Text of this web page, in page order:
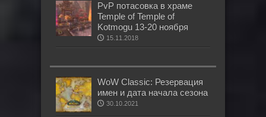
PvP потасовка в храме
Temple of Temple of
Kotmogu 13-20 ноября
15.11.2018
WoW Classic: Резервация
имен и дата начала сезона
30.10.2021